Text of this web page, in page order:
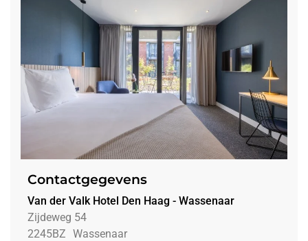
Contactgegevens
Van der Valk Hotel Den Haag - Wassenaar
Zijdeweg 54
2245BZ Wassenaar